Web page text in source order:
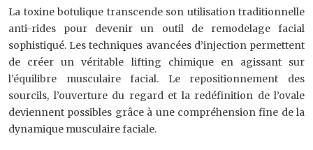
La toxine botulique transcende son utilisation traditionnelle
anti-rides pour devenir un outil de remodelage facial
sophistiqué. Les techniques avancées d’injection permettent
de créer un véritable lifting chimique en agissant sur
l’équilibre musculaire facial. Le repositionnement des
sourcils, l’ouverture du regard et la redéfinition de l’ovale
deviennent possibles grâce à une compréhension fine de la
dynamique musculaire faciale.